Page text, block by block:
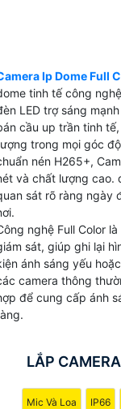
sát an ninh
dome tinh tế
dù ở điều kiện
tầm xa hồng
Full Color
Chế độ ánh
động, giúp
an ninh.
này cũng
lưu trữ video
giúp tiết
chất lượng hình
Ip Dome Full
tinh tế công
LED trợ sáng
cầu up trần tinh
trong mọi góc
nén H265+,
và chất lượng cao.
sát rõ ràng ngày
nghệ Full Color
sát, giúp ghi lại
ánh sáng yếu
camera thông
để cung cấp ánh
LẮP
Mic Và Loa IP66